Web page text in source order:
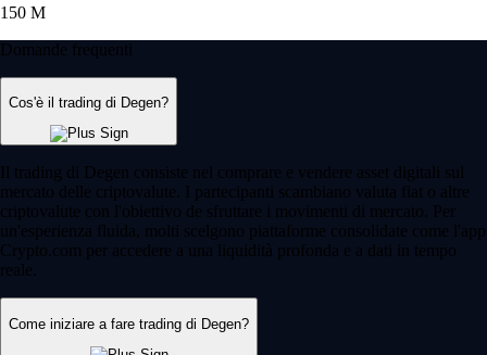
150 M
Domande frequenti
Cos'è il trading di Degen?
Il trading di Degen consiste nel comprare e vendere asset digitali sul
mercato delle criptovalute. I partecipanti scambiano valuta fiat o altre
criptovalute con l'obiettivo de sfruttare i movimenti di mercato. Per
un'esperienza fluida, molti scelgono piattaforme consolidate come l'app
Crypto.com per accedere a una liquidità profonda e a dati in tempo
reale.
Come iniziare a fare trading di Degen?